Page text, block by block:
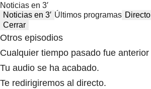
Noticias en 3′
Noticias en 3′ Últimos programas Directo
Cerrar
Otros episodios
Cualquier tiempo pasado fue anterior
Tu audio se ha acabado.
Te redirigiremos al directo.